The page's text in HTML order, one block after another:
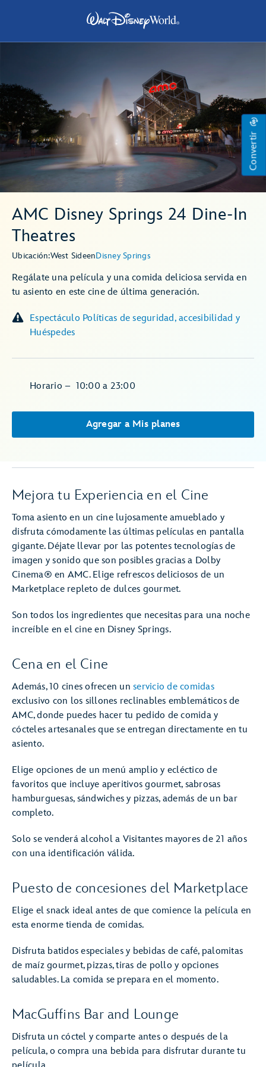
Convertir
AMC Disney Springs 24 Dine-In
Theatres
Ubicación:West SideenDisney Springs
Regálate una película y una comida deliciosa servida en
tu asiento en este cine de última generación.
Espectáculo Políticas de seguridad, accesibilidad y
Huéspedes
Horario – 10:00 a 23:00
Agregar a Mis planes
Mejora tu Experiencia en el Cine
Toma asiento en un cine lujosamente amueblado y
disfruta cómodamente las últimas películas en pantalla
gigante. Déjate llevar por las potentes tecnologías de
imagen y sonido que son posibles gracias a Dolby
Cinema® en AMC. Elige refrescos deliciosos de un
Marketplace repleto de dulces gourmet.
Son todos los ingredientes que necesitas para una noche
increíble en el cine en Disney Springs.
Cena en el Cine
Además, 10 cines ofrecen un servicio de comidas
exclusivo con los sillones reclinables emblemáticos de
AMC, donde puedes hacer tu pedido de comida y
cócteles artesanales que se entregan directamente en tu
asiento.
Elige opciones de un menú amplio y ecléctico de
favoritos que incluye aperitivos gourmet, sabrosas
hamburguesas, sándwiches y pizzas, además de un bar
completo.
Solo se venderá alcohol a Visitantes mayores de 21 años
con una identificación válida.
Puesto de concesiones del Marketplace
Elige el snack ideal antes de que comience la película en
esta enorme tienda de comidas.
Disfruta batidos especiales y bebidas de café, palomitas
de maíz gourmet, pizzas, tiras de pollo y opciones
saludables. La comida se prepara en el momento.
MacGuffins Bar and Lounge
Disfruta un cóctel y comparte antes o después de la
película, o compra una bebida para disfrutar durante tu